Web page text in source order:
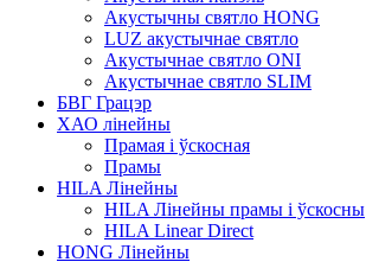
Акустычны святло HONG
LUZ акустычнае святло
Акустычнае святло ONI
Акустычнае святло SLIM
БВГ Грацэр
ХАО лінейны
Прамая і ўскосная
Прамы
HILA Лінейны
HILA Лінейны прамы і ўскосны
HILA Linear Direct
HONG Лінейны